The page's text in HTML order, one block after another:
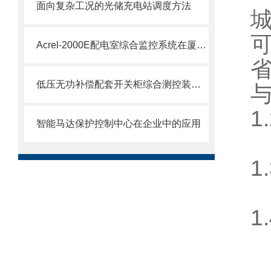
面向复杂工况的光储充电站调度方法
Acrel-2000E配电室综合监控系统在厦门市训练场项目中的应用
低压无功补偿配套开关柜综合测控装置工作原理与工况防护技术详解
智能马达保护控制中心在企业中的应用